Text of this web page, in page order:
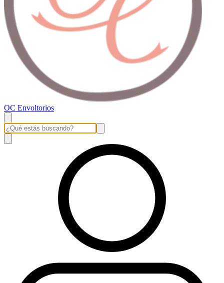
OC Envoltorios